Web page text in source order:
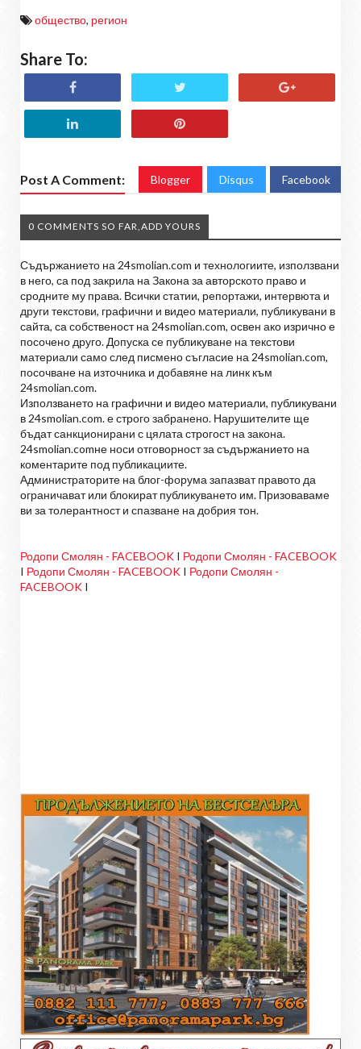
общество, регион
Share To:
Post A Comment: Blogger Disqus Facebook
0 COMMENTS SO FAR,ADD YOURS
Съдържанието на 24smolian.com и технологиите, използвани
в него, са под закрила на Закона за авторското право и
сродните му права. Всички статии, репортажи, интервюта и
други текстови, графични и видео материали, публикувани в
сайта, са собственост на 24smolian.com, освен ако изрично е
посочено друго. Допуска се публикуване на текстови
материали само след писмено съгласие на 24smolian.com,
посочване на източника и добавяне на линк към
24smolian.com.
Използването на графични и видео материали, публикувани
в 24smolian.com. е строго забранено. Нарушителите ще
бъдат санкционирани с цялата строгост на закона.
24smolian.comне носи отговорност за съдържанието на
коментарите под публикациите.
Администраторите на блог-форума запазват правото да
ограничават или блокират публикуването им. Призоваваме
ви за толерантност и спазване на добрия тон.
Родопи Смолян - FACEBOOK I Родопи Смолян - FACEBOOK
I Родопи Смолян - FACEBOOK I Родопи Смолян -
FACEBOOK I